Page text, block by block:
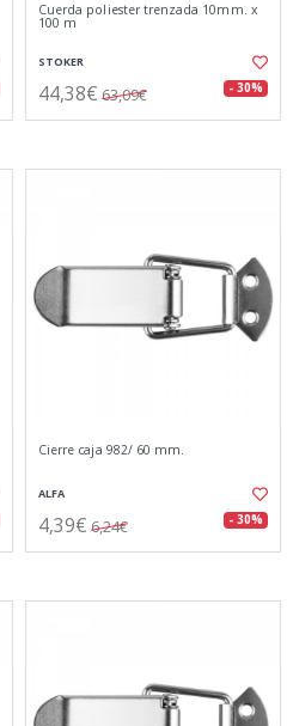
Cuerda poliester trenzada 10mm. x
100 m
STOKER
44,38€ 63,09€ - 30%
Cierre caja 982/ 60 mm.
ALFA
4,39€ 6,24€ - 30%